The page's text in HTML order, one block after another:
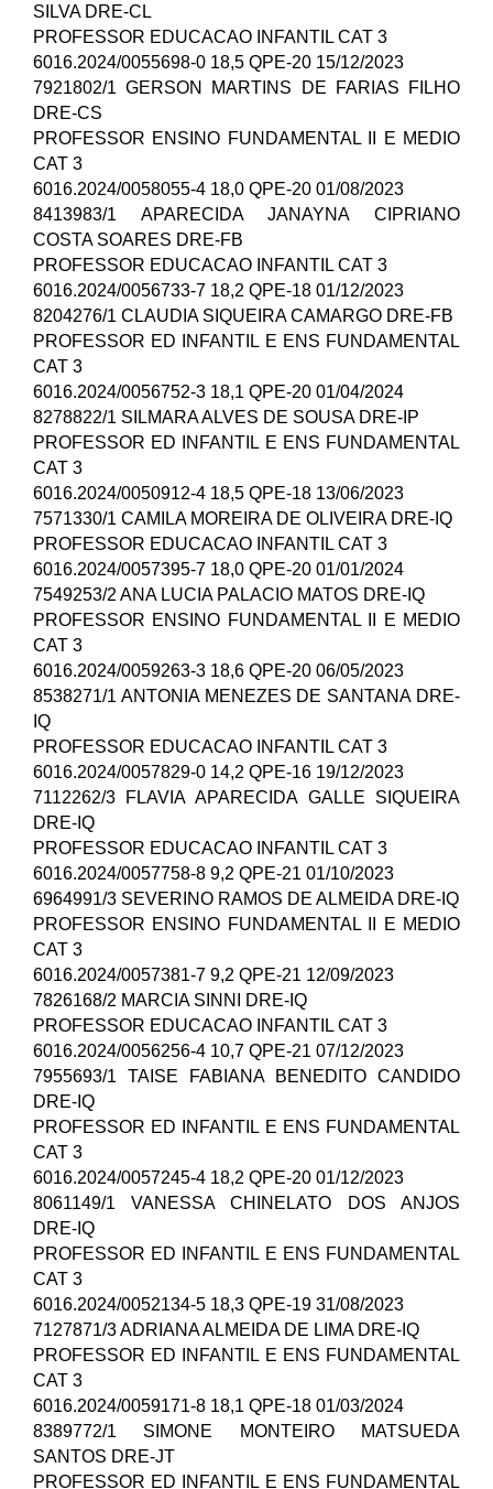
SILVA DRE-CL
PROFESSOR EDUCACAO INFANTIL CAT 3
6016.2024/0055698-0 18,5 QPE-20 15/12/2023
7921802/1 GERSON MARTINS DE FARIAS FILHO
DRE-CS
PROFESSOR ENSINO FUNDAMENTAL II E MEDIO
CAT 3
6016.2024/0058055-4 18,0 QPE-20 01/08/2023
8413983/1 APARECIDA JANAYNA CIPRIANO
COSTA SOARES DRE-FB
PROFESSOR EDUCACAO INFANTIL CAT 3
6016.2024/0056733-7 18,2 QPE-18 01/12/2023
8204276/1 CLAUDIA SIQUEIRA CAMARGO DRE-FB
PROFESSOR ED INFANTIL E ENS FUNDAMENTAL
CAT 3
6016.2024/0056752-3 18,1 QPE-20 01/04/2024
8278822/1 SILMARA ALVES DE SOUSA DRE-IP
PROFESSOR ED INFANTIL E ENS FUNDAMENTAL
CAT 3
6016.2024/0050912-4 18,5 QPE-18 13/06/2023
7571330/1 CAMILA MOREIRA DE OLIVEIRA DRE-IQ
PROFESSOR EDUCACAO INFANTIL CAT 3
6016.2024/0057395-7 18,0 QPE-20 01/01/2024
7549253/2 ANA LUCIA PALACIO MATOS DRE-IQ
PROFESSOR ENSINO FUNDAMENTAL II E MEDIO
CAT 3
6016.2024/0059263-3 18,6 QPE-20 06/05/2023
8538271/1 ANTONIA MENEZES DE SANTANA DRE-
IQ
PROFESSOR EDUCACAO INFANTIL CAT 3
6016.2024/0057829-0 14,2 QPE-16 19/12/2023
7112262/3 FLAVIA APARECIDA GALLE SIQUEIRA
DRE-IQ
PROFESSOR EDUCACAO INFANTIL CAT 3
6016.2024/0057758-8 9,2 QPE-21 01/10/2023
6964991/3 SEVERINO RAMOS DE ALMEIDA DRE-IQ
PROFESSOR ENSINO FUNDAMENTAL II E MEDIO
CAT 3
6016.2024/0057381-7 9,2 QPE-21 12/09/2023
7826168/2 MARCIA SINNI DRE-IQ
PROFESSOR EDUCACAO INFANTIL CAT 3
6016.2024/0056256-4 10,7 QPE-21 07/12/2023
7955693/1 TAISE FABIANA BENEDITO CANDIDO
DRE-IQ
PROFESSOR ED INFANTIL E ENS FUNDAMENTAL
CAT 3
6016.2024/0057245-4 18,2 QPE-20 01/12/2023
8061149/1 VANESSA CHINELATO DOS ANJOS
DRE-IQ
PROFESSOR ED INFANTIL E ENS FUNDAMENTAL
CAT 3
6016.2024/0052134-5 18,3 QPE-19 31/08/2023
7127871/3 ADRIANA ALMEIDA DE LIMA DRE-IQ
PROFESSOR ED INFANTIL E ENS FUNDAMENTAL
CAT 3
6016.2024/0059171-8 18,1 QPE-18 01/03/2024
8389772/1 SIMONE MONTEIRO MATSUEDA
SANTOS DRE-JT
PROFESSOR ED INFANTIL E ENS FUNDAMENTAL